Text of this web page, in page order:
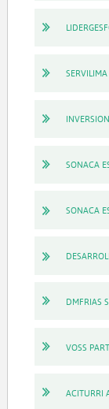
SONACA
SONACA
DMFRIAS
VOSS
ACITURRI